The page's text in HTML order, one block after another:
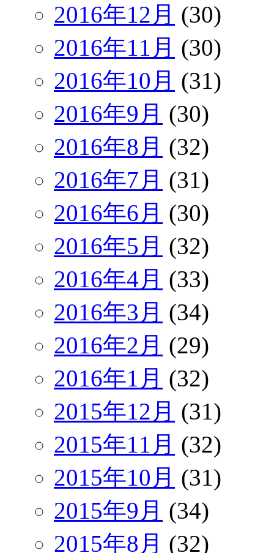
2016年12月 (30)
2016年11月 (30)
2016年10月 (31)
2016年9月 (30)
2016年8月 (32)
2016年7月 (31)
2016年6月 (30)
2016年5月 (32)
2016年4月 (33)
2016年3月 (34)
2016年2月 (29)
2016年1月 (32)
2015年12月 (31)
2015年11月 (32)
2015年10月 (31)
2015年9月 (34)
2015年8月 (32)